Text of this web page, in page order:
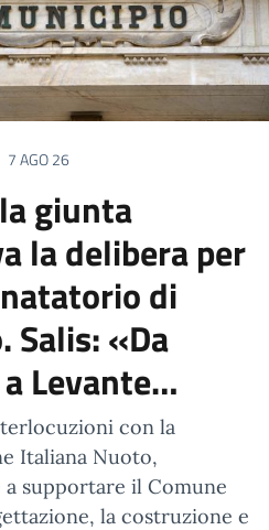
7 AGO 26
giunta
la delibera per
di
Salis: «Da
Levante…
con la
Italiana Nuoto,
supportare il Comune
la costruzione e